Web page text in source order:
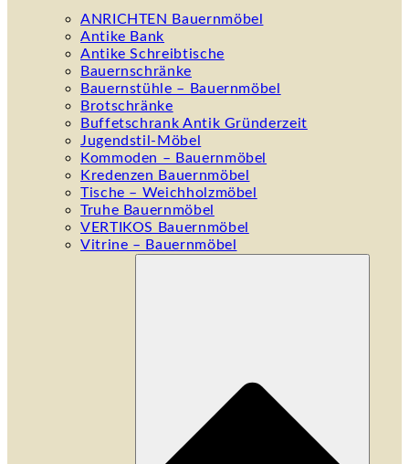
ANRICHTEN Bauernmöbel
Antike Bank
Antike Schreibtische
Bauernschränke
Bauernstühle – Bauernmöbel
Brotschränke
Buffetschrank Antik Gründerzeit
Jugendstil-Möbel
Kommoden – Bauernmöbel
Kredenzen Bauernmöbel
Tische – Weichholzmöbel
Truhe Bauernmöbel
VERTIKOS Bauernmöbel
Vitrine – Bauernmöbel